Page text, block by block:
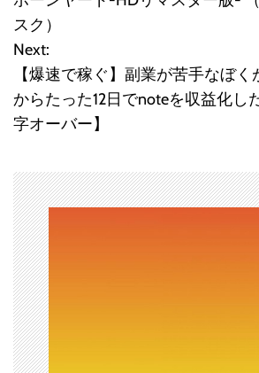
稿
ナ
ビ
ゲ
ー
シ
ョ
ン
スク）
Next:
【爆速で稼ぐ】副業が苦手なぼ
からたった12日でnoteを収益化
字オーバー】